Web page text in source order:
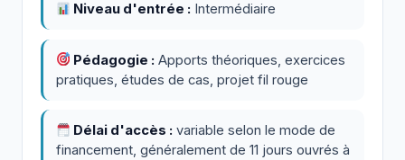
Niveau d'entrée : Intermédiaire
Pédagogie : Apports théoriques, exercices
pratiques, études de cas, projet fil rouge
Délai d'accès : variable selon le mode de
financement, généralement de 11 jours ouvrés à